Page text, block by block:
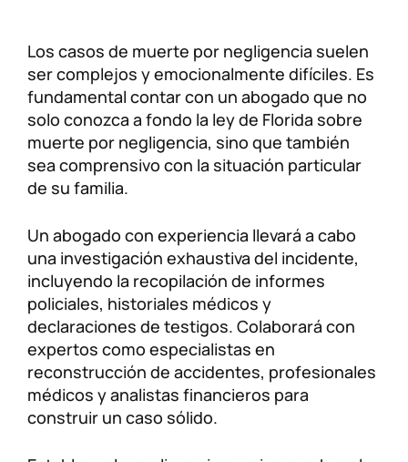
Los casos de muerte por negligencia suelen
ser complejos y emocionalmente difíciles. Es
fundamental contar con un abogado que no
solo conozca a fondo la ley de Florida sobre
muerte por negligencia, sino que también
sea comprensivo con la situación particular
de su familia.
Un abogado con experiencia llevará a cabo
una investigación exhaustiva del incidente,
incluyendo la recopilación de informes
policiales, historiales médicos y
declaraciones de testigos. Colaborará con
expertos como especialistas en
reconstrucción de accidentes, profesionales
médicos y analistas financieros para
construir un caso sólido.